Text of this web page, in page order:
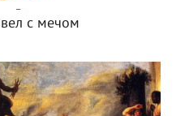
с мечом